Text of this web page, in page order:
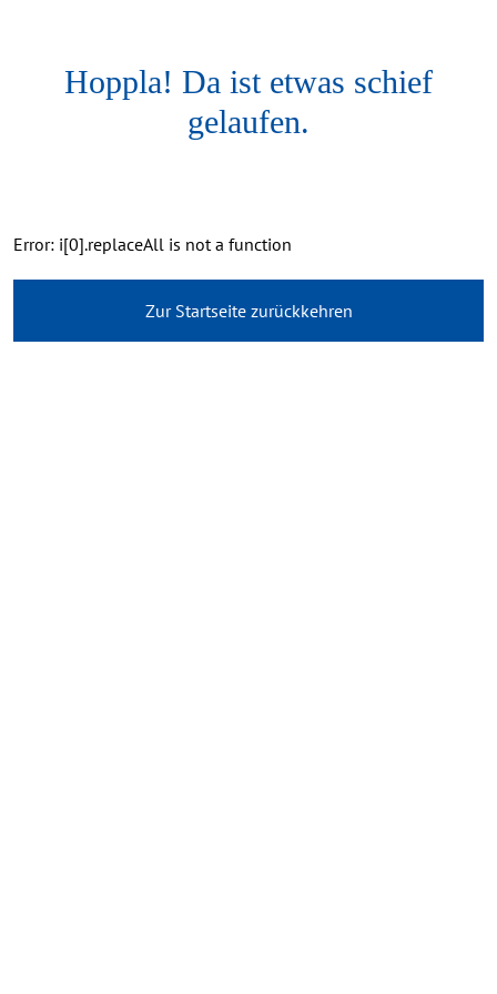
Hoppla! Da ist etwas schief
gelaufen.
Error: i[0].replaceAll is not a function
Zur Startseite zurückkehren